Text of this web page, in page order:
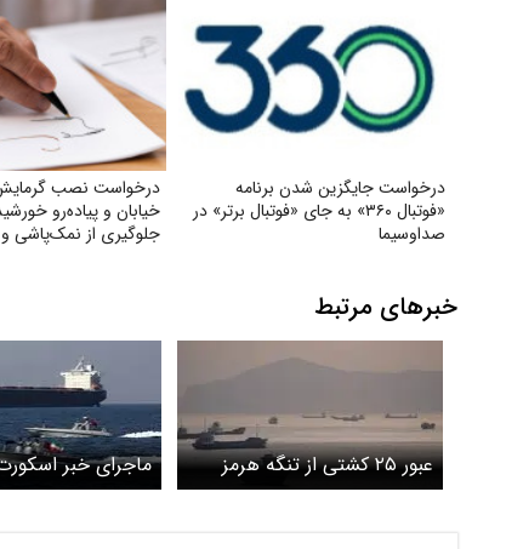
درخواست جایگزین شدن برنامه
«فوتبال ۳۶۰» به جای «فوتبال برتر» در
صداوسیما
درخواست نصب
خیابان و پیاده‌رو
جلوگیری از نمک‌پاشی
خبرهای مرتبط
عبور ۲۵ کشتی از تنگه هرمز
ماجرای خبر
در تنگه هرمز